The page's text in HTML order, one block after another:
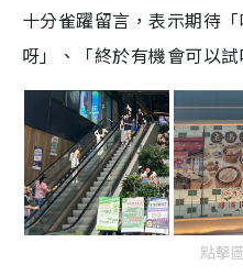
十分雀躍留言，表示期待
呀」、「終於有機會可以試
點擊